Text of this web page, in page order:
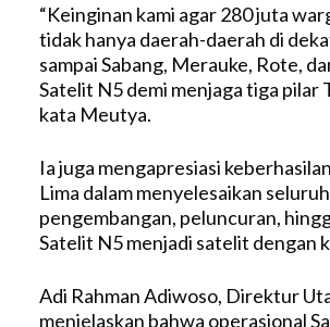
“Keinginan kami agar 280 juta
tidak hanya daerah-daerah di
sampai Sabang, Merauke, Rote,
Satelit N5 demi menjaga tiga pilar
kata Meutya.
Ia juga mengapresiasi
Lima dalam menyelesaikan
pengembangan, peluncuran,
Satelit N5 menjadi satelit dengan
Adi Rahman Adiwoso, Direktur
menjelaskan bahwa operasional